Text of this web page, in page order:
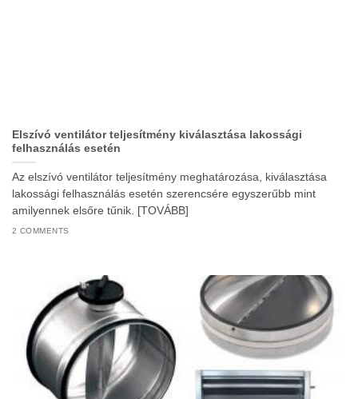
Elszívó ventilátor teljesítmény kiválasztása lakossági
felhasználás esetén
Az elszívó ventilátor teljesítmény meghatározása, kiválasztása
lakossági felhasználás esetén szerencsére egyszerűbb mint
amilyennek elsőre tűnik. [TOVÁBB]
2 COMMENTS